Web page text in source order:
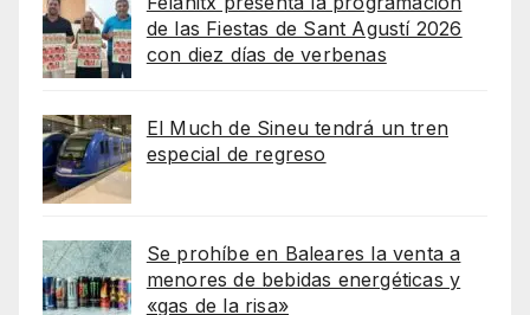
de las Fiestas de Sant Agustí 2026
con diez días de verbenas
El Much de Sineu tendrá un tren
especial de regreso
Se prohíbe en Baleares la venta a
menores de bebidas energéticas y
«gas de la risa»